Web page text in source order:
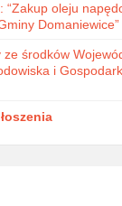
“Zakup oleju
Domaniewice”
środków
i